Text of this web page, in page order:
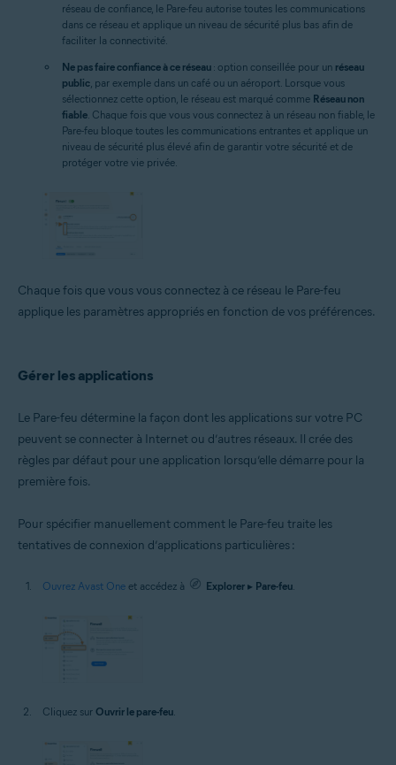
réseau de confiance, le Pare-feu autorise toutes les communications
dans ce réseau et applique un niveau de sécurité plus bas afin de
faciliter la connectivité.
Ne pas faire confiance à ce réseau : option conseillée pour un réseau
public , par exemple dans un café ou un aéroport. Lorsque vous
sélectionnez cette option, le réseau est marqué comme Réseau non
fiable . Chaque fois que vous vous connectez à un réseau non fiable, le
Pare-feu bloque toutes les communications entrantes et applique un
niveau de sécurité plus élevé afin de garantir votre sécurité et de
protéger votre vie privée.
Chaque fois que vous vous connectez à ce réseau le Pare-feu
applique les paramètres appropriés en fonction de vos préférences.
Gérer les applications
Le Pare-feu détermine la façon dont les applications sur votre PC
peuvent se connecter à Internet ou d’autres réseaux. Il crée des
règles par défaut pour une application lorsqu’elle démarre pour la
première fois.
Pour spécifier manuellement comment le Pare-feu traite les
tentatives de connexion d’applications particulières :
Ouvrez Avast One et accédez à Explorer ▸ Pare-feu
Cliquez sur Ouvrir le pare-feu